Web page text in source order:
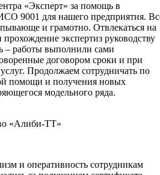
«Эксперт» за помощь в
9001 для нашего предприятия.
и грамотно. Отвлекаться на
экспертиз руководству
– работы выполнили сами
договором сроки и при
Продолжаем сотрудничать по
помощи и получения новых
модельного ряда.
«Алиби-ТТ»
и оперативность сотрудникам